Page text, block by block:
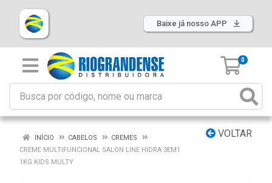
Baixe já nosso APP
0
VOLTAR
INÍCIO CABELOS
CREMES
CREME MULTIFUNCIONAL SALON LINE HIDRA 3EM1
1KG KIDS MULTY